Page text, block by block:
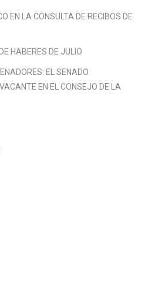
EN LA CONSULTA DE RECIBOS DE
HABERES DE JULIO
EL SENADO
EN EL CONSEJO DE LA